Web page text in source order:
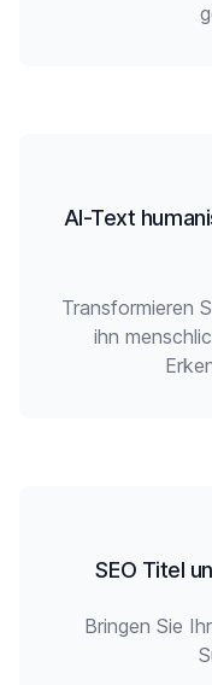
AI-Text
Transformieren
ihn
SEO Titel
Bringen Sie